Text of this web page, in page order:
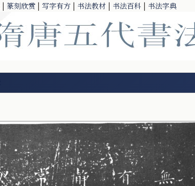
| 篆刻欣赏 | 写字有方 | 书法教材 | 书法百科 | 书法字典